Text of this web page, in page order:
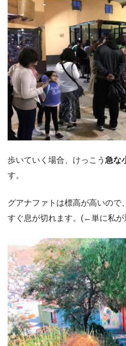
歩いていく場合、けっこう 急な
す。
グアナファトは標高が高いので
すぐ息が切れます。(←単に私が